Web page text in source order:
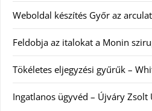
Weboldal készítés Győr az
Feldobja az italokat a Monin
Tökéletes eljegyzési gyűrűk –
Ingatlanos ügyvéd – Újváry Zsolt